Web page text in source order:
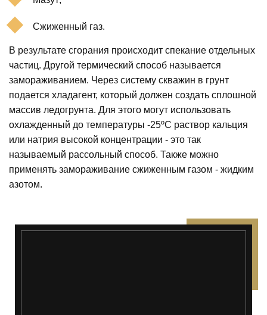
Сжиженный газ.
В результате сгорания происходит спекание отдельных
частиц. Другой термический способ называется
замораживанием. Через систему скважин в грунт
подается хладагент, который должен создать сплошной
массив ледогрунта. Для этого могут использовать
охлажденный до температуры -25ºС раствор кальция
или натрия высокой концентрации - это так
называемый рассольный способ. Также можно
применять замораживание сжиженным газом - жидким
азотом.